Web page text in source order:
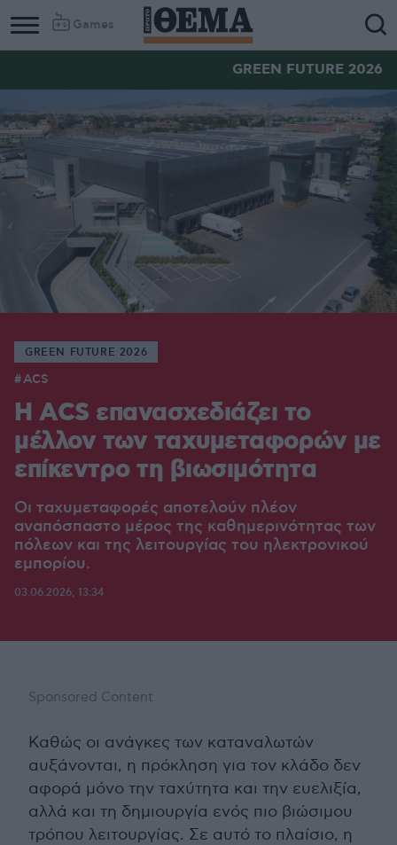
Games
GREEN FUTURE 2026
GREEN FUTURE 2026
ACS
Η ACS επανασχεδιάζει το
μέλλον των ταχυμεταφορών με
επίκεντρο τη βιωσιμότητα
Οι ταχυμεταφορές αποτελούν πλέον
αναπόσπαστο μέρος της καθημερινότητας των
πόλεων και της λειτουργίας του ηλεκτρονικού
εμπορίου.
03.06.2026, 13:34
Sponsored Content
Καθώς οι ανάγκες των καταναλωτών
αυξάνονται, η πρόκληση για τον κλάδο δεν
αφορά μόνο την ταχύτητα και την ευελιξία,
αλλά και τη δημιουργία ενός πιο βιώσιμου
τρόπου λειτουργίας. Σε αυτό το πλαίσιο, η